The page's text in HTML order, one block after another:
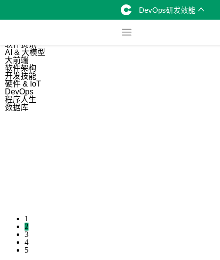
DevOps研发效能
软件资讯
AI & 大模型
大前端
软件架构
开发技能
硬件 & IoT
DevOps
程序人生
数据库
1
2
3
4
5